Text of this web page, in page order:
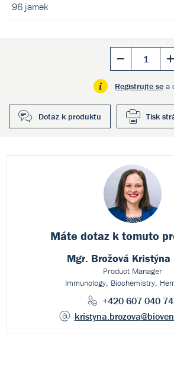
96 jamek
Registrujte se a
Dotaz k produktu Tisk
Máte dotaz k tomuto
Mgr. Brožová Kristýna
Product Manager
Immunology, Biochemistry,
+420 607 040
kristyna.brozova